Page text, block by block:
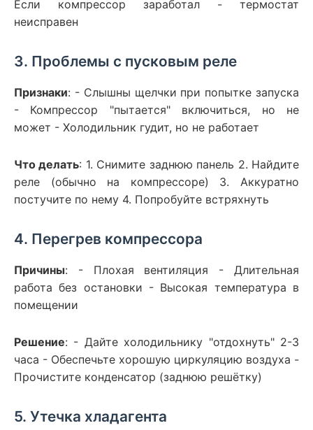
Если компрессор заработал - термостат
неисправен
3. Проблемы с пусковым реле
Признаки: - Слышны щелчки при попытке запуска
- Компрессор "пытается" включиться, но не
может - Холодильник гудит, но не работает
Что делать: 1. Снимите заднюю панель 2. Найдите
реле (обычно на компрессоре) 3. Аккуратно
постучите по нему 4. Попробуйте встряхнуть
4. Перегрев компрессора
Причины: - Плохая вентиляция - Длительная
работа без остановки - Высокая температура в
помещении
Решение: - Дайте холодильнику "отдохнуть" 2-3
часа - Обеспечьте хорошую циркуляцию воздуха -
Прочистите конденсатор (заднюю решётку)
5. Утечка хладагента